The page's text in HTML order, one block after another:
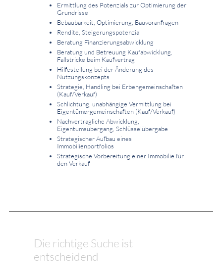
Ermittlung des Potenzials zur Optimierung der
Grundrisse
Bebaubarkeit, Optimierung, Bauvoranfragen
Rendite, Steigerungspotenzial
Beratung Finanzierungsabwicklung
Beratung und Betreuung Kaufabwicklung,
Fallstricke beim Kaufvertrag
Hilfestellung bei der Änderung des
Nutzungskonzepts
Strategie, Handling bei Erbengemeinschaften
(Kauf/Verkauf)
Schlichtung, unabhängige Vermittlung bei
Eigentümergemeinschaften (Kauf/Verkauf)
Nachvertragliche Abwicklung,
Eigentumsübergang, Schlüsselübergabe
Strategischer Aufbau eines
Immobilienportfolios
Strategische Vorbereitung einer Immobilie für
den Verkauf
Die richtige Suche ist
entscheidend